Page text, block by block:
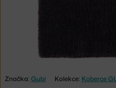
Značka: Gubi Kolekce: Koberce